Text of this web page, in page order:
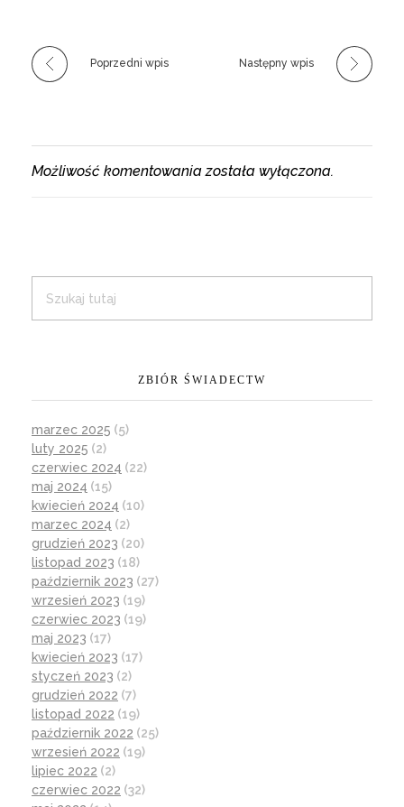
Poprzedni wpis Następny wpis
Możliwość komentowania została wyłączona.
ZBIÓR ŚWIADECTW
marzec 2025 (5)
luty 2025 (2)
czerwiec 2024 (22)
maj 2024 (15)
kwiecień 2024 (10)
marzec 2024 (2)
grudzień 2023 (20)
listopad 2023 (18)
październik 2023 (27)
wrzesień 2023 (19)
czerwiec 2023 (19)
maj 2023 (17)
kwiecień 2023 (17)
styczeń 2023 (2)
grudzień 2022 (7)
listopad 2022 (19)
październik 2022 (25)
wrzesień 2022 (19)
lipiec 2022 (2)
czerwiec 2022 (32)